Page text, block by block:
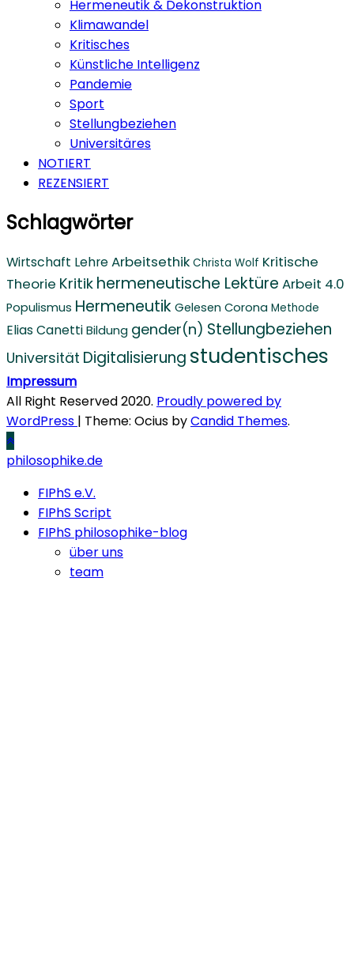
Hermeneutik & Dekonstruktion
Klimawandel
Kritisches
Künstliche Intelligenz
Pandemie
Sport
Stellungbeziehen
Universitäres
NOTIERT
REZENSIERT
Schlagwörter
Wirtschaft LehreArbeitsethik Christa Wolf Kritische
Theorie Kritik hermeneutische Lektüre Arbeit 4.0
Populismus Hermeneutik Gelesen Corona Methode
Elias Canetti Bildung gender(n) Stellungbeziehen
Universität Digitalisierung studentisches
Impressum
All Right Reserved 2020. Proudly powered by
WordPress | Theme: Ocius byCandid Themes.
philosophike.de
FIPhS e.V.
FIPhS Script
FIPhS philosophike-blog
über uns
team